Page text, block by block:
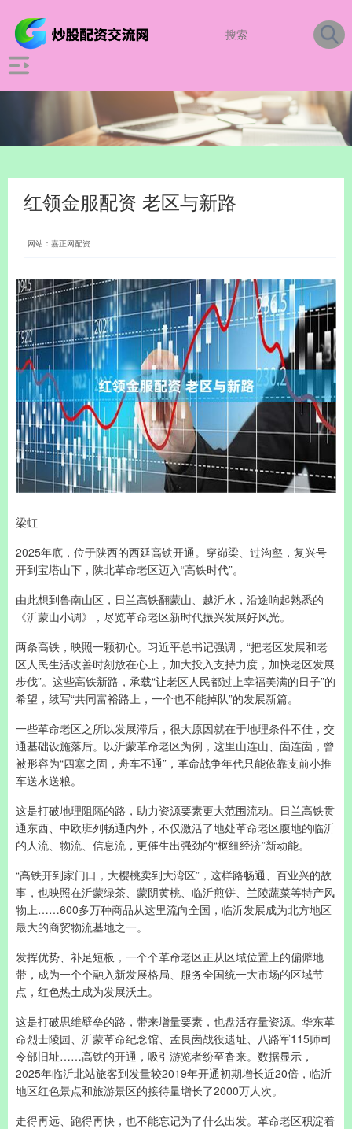
红领金服配资 老区与新路
网站：嘉正网配资
梁虹
2025年底，位于陕西的西延高铁开通。穿峁梁、过沟壑，复兴号
开到宝塔山下，陕北革命老区迈入“高铁时代”。
由此想到鲁南山区，日兰高铁翻蒙山、越沂水，沿途响起熟悉的
《沂蒙山小调》，尽览革命老区新时代振兴发展好风光。
两条高铁，映照一颗初心。习近平总书记强调，“把老区发展和老
区人民生活改善时刻放在心上，加大投入支持力度，加快老区发展
步伐”。这些高铁新路，承载“让老区人民都过上幸福美满的日子”的
希望，续写“共同富裕路上，一个也不能掉队”的发展新篇。
一些革命老区之所以发展滞后，很大原因就在于地理条件不佳，交
通基础设施落后。以沂蒙革命老区为例，这里山连山、崮连崮，曾
被形容为“四塞之固，舟车不通”，革命战争年代只能依靠支前小推
车送水送粮。
这是打破地理阻隔的路，助力资源要素更大范围流动。日兰高铁贯
通东西、中欧班列畅通内外，不仅激活了地处革命老区腹地的临沂
的人流、物流、信息流，更催生出强劲的“枢纽经济”新动能。
“高铁开到家门口，大樱桃卖到大湾区”，这样路畅通、百业兴的故
事，也映照在沂蒙绿茶、蒙阴黄桃、临沂煎饼、兰陵蔬菜等特产风
物上……600多万种商品从这里流向全国，临沂发展成为北方地区
最大的商贸物流基地之一。
发挥优势、补足短板，一个个革命老区正从区域位置上的偏僻地
带，成为一个个融入新发展格局、服务全国统一大市场的区域节
点，红色热土成为发展沃土。
这是打破思维壁垒的路，带来增量要素，也盘活存量资源。华东革
命烈士陵园、沂蒙革命纪念馆、孟良崮战役遗址、八路军115师司
令部旧址……高铁的开通，吸引游览者纷至沓来。数据显示，
2025年临沂北站旅客到发量较2019年开通初期增长近20倍，临沂
地区红色景点和旅游景区的接待量增长了2000万人次。
走得再远、跑得再快，也不能忘记为了什么出发。革命老区积淀着